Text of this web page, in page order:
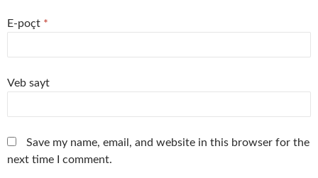
E-poçt *
Veb sayt
Save my name, email, and website in this browser for the
next time I comment.